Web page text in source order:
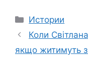
Categories
Истории
Коли
якщо житимуть